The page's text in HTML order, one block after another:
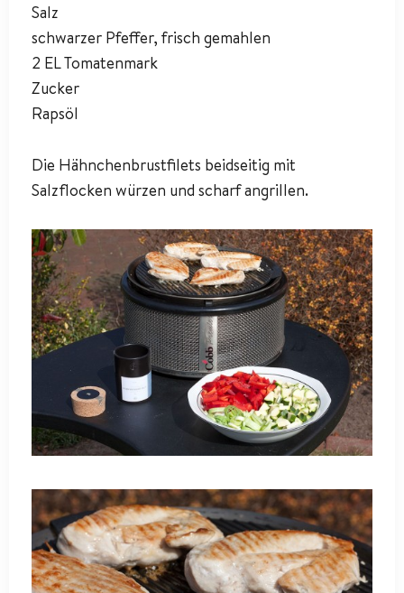
Salz
schwarzer Pfeffer, frisch gemahlen
2 EL Tomatenmark
Zucker
Rapsöl
Die Hähnchenbrustfilets beidseitig mit
Salzflocken würzen und scharf angrillen.